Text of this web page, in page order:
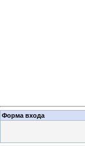
Форма входа